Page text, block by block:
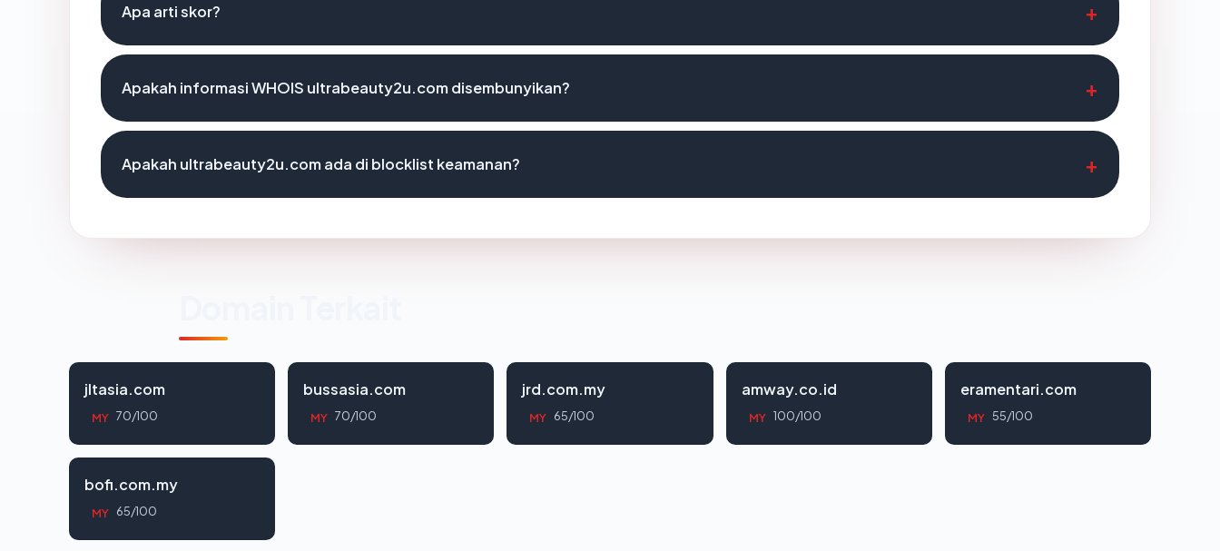
Apa arti skor?
Apakah informasi WHOIS ultrabeauty2u.com disembunyikan?
Apakah ultrabeauty2u.com ada di blocklist keamanan?
jltasia.com
MY 70/100
bussasia.com
MY 70/100
jrd.com.my
MY 65/100
amway.co.id
MY 100/100
eramentari.com
MY 55/100
bofi.com.my
MY 65/100